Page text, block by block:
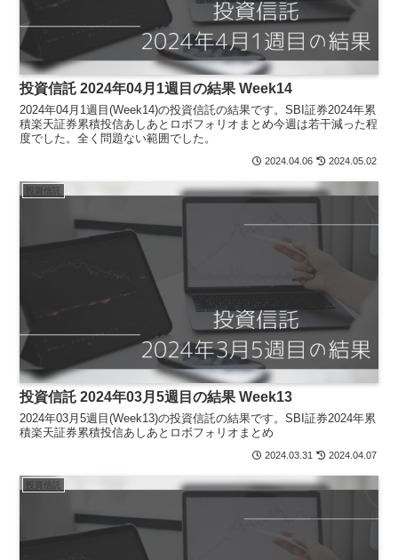
投資信託 2024年04月1週目の結果 Week14
2024年04月1週目(Week14)の投資信託の結果です。SBI証券2024年累
積楽天証券累積投信あしあとロボフォリオまとめ今週は若干減った程
度でした。全く問題ない範囲でした。
2024.04.06 2024.05.02
投資信託
投資信託 2024年03月5週目の結果 Week13
2024年03月5週目(Week13)の投資信託の結果です。SBI証券2024年累
積楽天証券累積投信あしあとロボフォリオまとめ
2024.03.31 2024.04.07
投資信託